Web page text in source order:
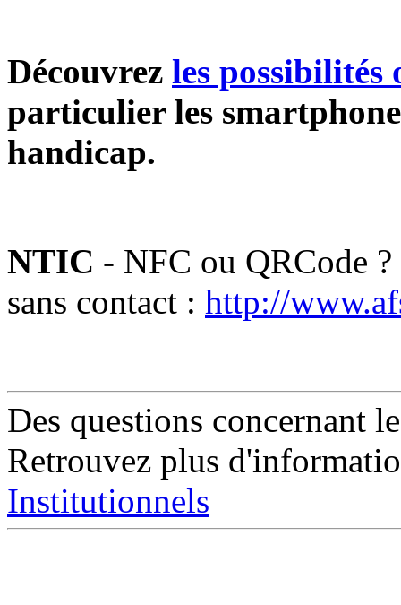
Découvrez les possibilités
particulier les
handicap.
NTIC - NFC ou QRCode
sans contact : http://
Des questions concernant
Retrouvez plus
Institutionnels